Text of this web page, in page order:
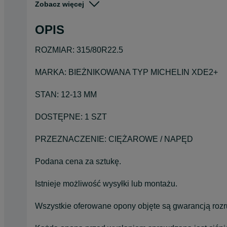
Stan
Szerokość
Zobacz więcej
OPIS
ROZMIAR: 315/80R22.5
MARKA: BIEŻNIKOWANA TYP MICHELIN XDE2+
STAN: 12-13 MM
DOSTĘPNE: 1 SZT
PRZEZNACZENIE: CIĘŻAROWE / NAPĘD
Podana cena za sztukę.
Istnieje możliwość wysyłki lub montażu.
Wszystkie oferowane opony objęte są gwarancją